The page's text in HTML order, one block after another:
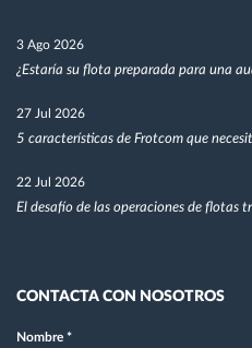
3 Ago 2026
¿Estaría su flota preparada para una
27 Jul 2026
5 características de Frotcom que
22 Jul 2026
El desafío de las operaciones de flotas
CONTACTA CON NOSOTROS
Nombre *